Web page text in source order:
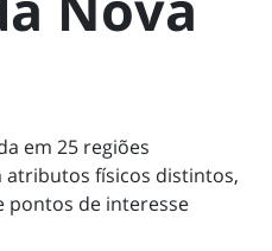
em 25 regiões
atributos físicos distintos,
pontos de interesse